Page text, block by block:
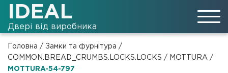
IDEAL
Двері від виробника
Головна / Замки та фурнітура /
COMMON.BREAD_CRUMBS.LOCKS.LOCKS / MOTTURA /
MOTTURA-54-797